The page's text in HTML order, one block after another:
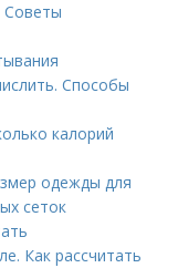
Советы
Способы
калорий
одежды для
сеток
Как рассчитать